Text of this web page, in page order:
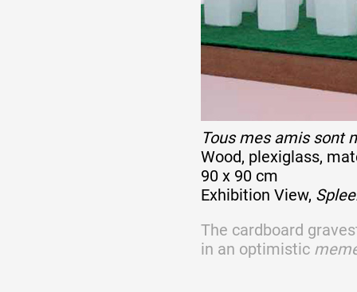
Tous mes amis sont
Wood, plexiglass,
90 x 90 cm
Exhibition View,
The cardboard
in an optimistic